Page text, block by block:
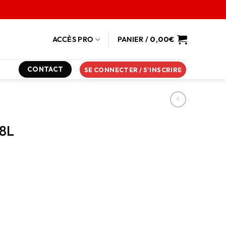
ACCÈS PRO PANIER / 0,00€
CONTACT SE CONNECTER / S’INSCRIRE